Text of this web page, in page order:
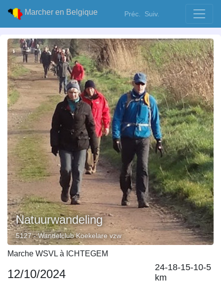
Marcher en Belgique Préc. Suiv.
Natuurwandeling
5127 - Wandelclub Koekelare vzw
Marche WSVL à ICHTEGEM
12/10/2024
24-18-15-10-5
km